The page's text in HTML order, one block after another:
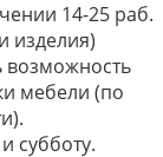
14-25 раб.
изделия)
возможность
мебели (по
субботу.